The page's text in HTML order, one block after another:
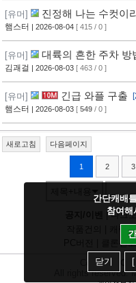
[유머] 진정해 나는 수컷이
햄스터 | 2026-08-04 [ 415 / 0 ]
[유머] 대륙의 흔한 주차 방
김괘걸
| 2026-08-03 [ 463 / 0 ]
[유머] 긴급 와플 구출
햄스터
| 2026-08-03 [ 549 / 0 ]
새로고침 다음페이지
1 2 3
|다크
캐릭
클론신고
Copyright
All rights reserved.
간단캐배
참여해
닫기